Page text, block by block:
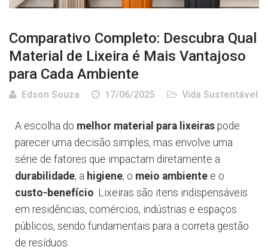
Comparativo Completo: Descubra Qual
Material de Lixeira é Mais Vantajoso
para Cada Ambiente
Edson Souza 17/06/2025 Vida Sustentável
A escolha do melhor material para lixeiras pode
parecer uma decisão simples, mas envolve uma
série de fatores que impactam diretamente a
durabilidade, a higiene, o meio ambiente e o
custo-benefício. Lixeiras são itens indispensáveis
em residências, comércios, indústrias e espaços
públicos, sendo fundamentais para a correta gestão
de resíduos.